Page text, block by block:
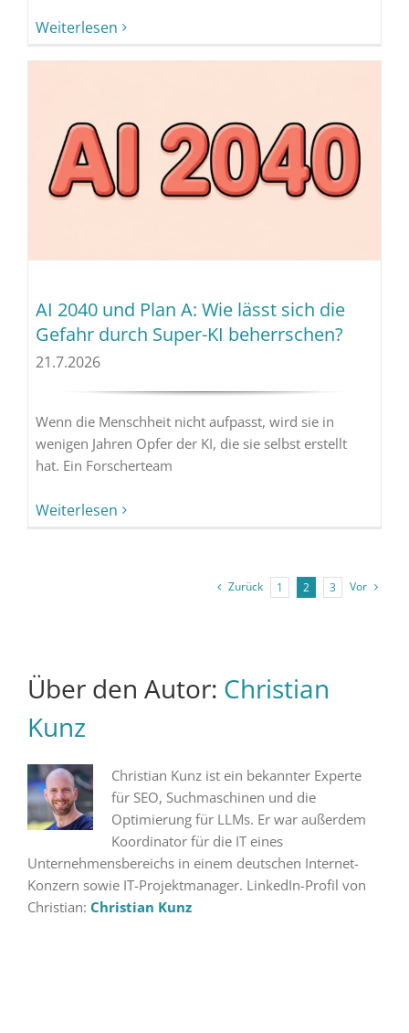
Weiterlesen
AI 2040 und Plan A: Wie lässt sich die
Gefahr durch Super-KI beherrschen?
21.7.2026
Wenn die Menschheit nicht aufpasst, wird sie in
wenigen Jahren Opfer der KI, die sie selbst erstellt
hat. Ein Forscherteam
Weiterlesen
Zurück 1 2 3 Vor
Über den Autor: Christian
Kunz
Christian Kunz ist ein bekannter Experte
für SEO, Suchmaschinen und die
Optimierung für LLMs. Er war außerdem
Koordinator für die IT eines
Unternehmensbereichs in einem deutschen Internet-
Konzern sowie IT-Projektmanager. LinkedIn-Profil von
Christian: Christian Kunz